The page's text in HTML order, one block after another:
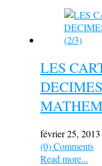
LES
DECIMES
février 25, 2013
(0) Comments
Read more...